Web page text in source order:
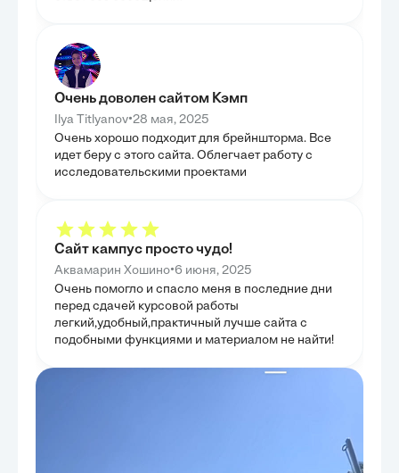
Очень доволен сайтом Кэмп
Ilya Titlyanov•28 мая, 2025
Очень хорошо подходит для брейншторма. Все
идет беру с этого сайта. Облегчает работу с
исследовательскими проектами
Сайт кампус просто чудо!
Аквамарин Хошино•6 июня, 2025
Очень помогло и спасло меня в последние дни
перед сдачей курсовой работы
легкий,удобный,практичный лучше сайта с
подобными функциями и материалом не найти!